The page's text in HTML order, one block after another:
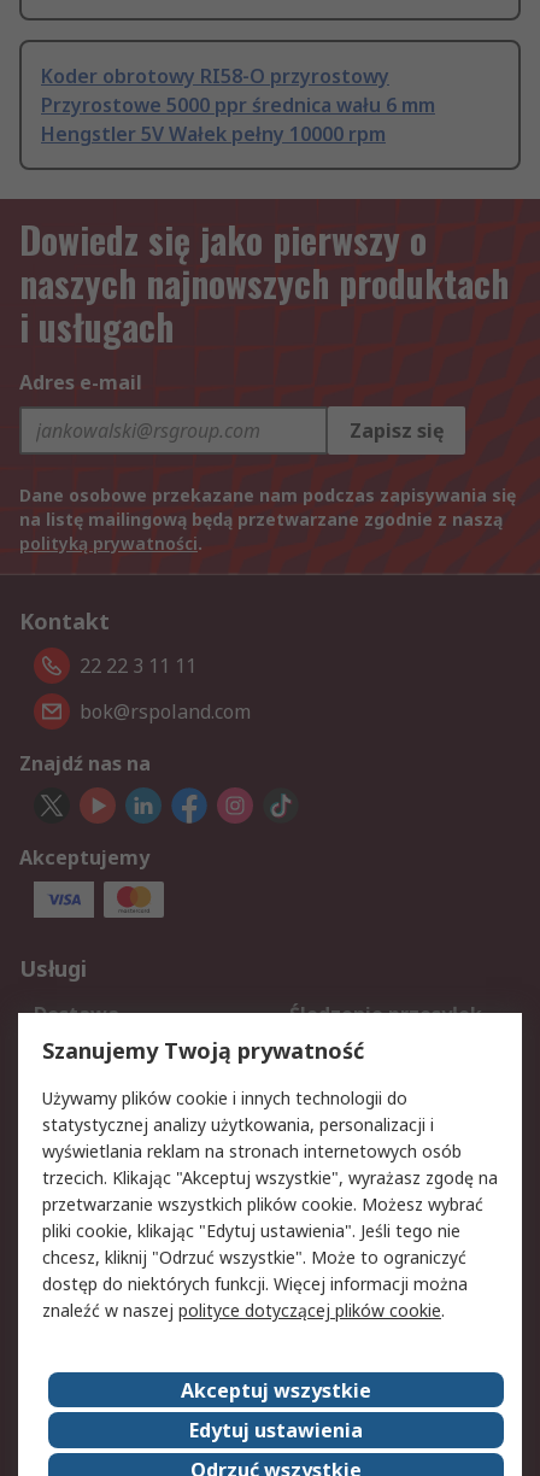
Koder obrotowy RI58-O przyrostowy
Przyrostowe 5000 ppr średnica wału 6 mm
Hengstler 5V Wałek pełny 10000 rpm
Dowiedz się jako pierwszy o
naszych najnowszych produktach
i usługach
Adres e-mail
Zapisz się
Dane osobowe przekazane nam podczas zapisywania się
na listę mailingową będą przetwarzane zgodnie z naszą
polityką prywatności.
Kontakt
22 22 3 11 11
bok@rspoland.com
Znajdź nas na
Akceptujemy
Usługi
Dostawa
Śledzenie przesyłek
Reklamacje i zwroty
Rejestracja
Aspekty prawne
Bezpieczeństwo e-
maila
Polityka dotycząca
plików cookie
Polityka prywatności
Użytkowanie witryny
Zastrzeżenia prawne
Warunki Sprzedaży
Kontakt
O firmie RS
RS na świecie
Kariera
Nagrody dla RS
Szanujemy Twoją prywatność
Używamy plików cookie i innych technologii do
statystycznej analizy użytkowania, personalizacji i
wyświetlania reklam na stronach internetowych osób
trzecich. Klikając "Akceptuj wszystkie", wyrażasz zgodę na
przetwarzanie wszystkich plików cookie. Możesz wybrać
pliki cookie, klikając "Edytuj ustawienia". Jeśli tego nie
chcesz, kliknij "Odrzuć wszystkie". Może to ograniczyć
dostęp do niektórych funkcji. Więcej informacji można
znaleźć w naszej polityce dotyczącej plików cookie.
Akceptuj wszystkie
Edytuj ustawienia
Odrzuć wszystkie